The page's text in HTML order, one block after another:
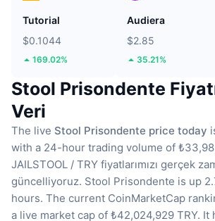
Tutorial
$0.1044
169.02%
Audiera
$2.85
35.21%
Stool Prisondente
Veri
The live Stool Prisondente price today
with a 24-hour trading volume of
JAILSTOOL / TRY fiyatlarımızı gerçek
güncelliyoruz. Stool Prisondente is up
hours. The current CoinMarketCap
a live market cap of ₺42,024,929 TRY. It